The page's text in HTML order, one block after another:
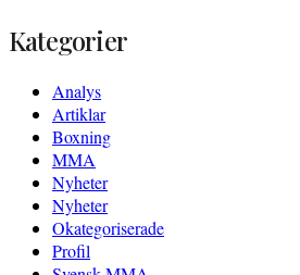
Kategorier
Analys
Artiklar
Boxning
MMA
Nyheter
Nyheter
Okategoriserade
Profil